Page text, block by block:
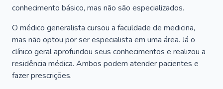
conhecimento básico, mas não são especializados.
O médico generalista cursou a faculdade de medicina,
mas não optou por ser especialista em uma área. Já o
clínico geral aprofundou seus conhecimentos e realizou a
residência médica. Ambos podem atender pacientes e
fazer prescrições.